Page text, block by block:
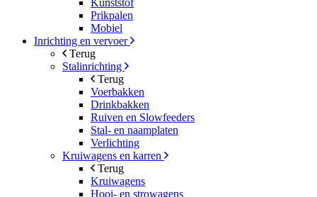
Kunststof
Prikpalen
Mobiel
Inrichting en vervoer
Terug
Stalinrichting
Terug
Voerbakken
Drinkbakken
Ruiven en Slowfeeders
Stal- en naamplaten
Verlichting
Kruiwagens en karren
Terug
Kruiwagens
Hooi- en strowagens